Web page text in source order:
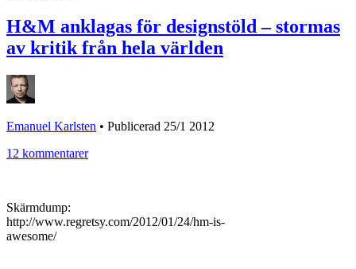
H&M anklagas för designstöld – stormas
av kritik från hela världen
Emanuel Karlsten • Publicerad 25/1 2012
12 kommentarer
Skärmdump:
http://www.regretsy.com/2012/01/24/hm-is-
awesome/